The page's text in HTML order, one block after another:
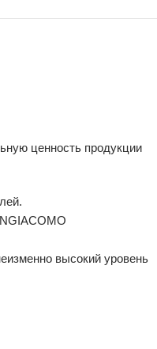
ценность продукции
высокий уровень